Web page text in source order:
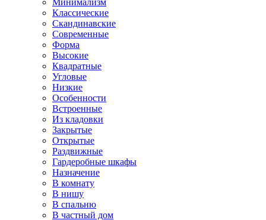
Минимализм
Классические
Скандинавские
Современные
Форма
Высокие
Квадратные
Угловые
Низкие
Особенности
Встроенные
Из кладовки
Закрытые
Открытые
Раздвижные
Гардеробные шкафы
Назначение
В комнату
В нишу
В спальню
В частный дом